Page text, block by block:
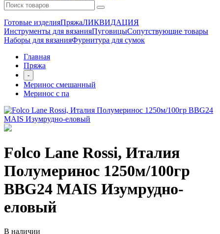
Готовые изделияПряжаЛИКВИДАЦИЯ
Инструменты для вязанияПуговицыСопутствующие товары
Наборы для вязанияФурнитура для сумок
Главная
Пряжа
-
Меринос смешанный
Меринос с па
Folco Lane Rossi, Италия
Полумеринос 1250м/100гр
BBG24 MAIS Изумрудно-
еловый
В наличии